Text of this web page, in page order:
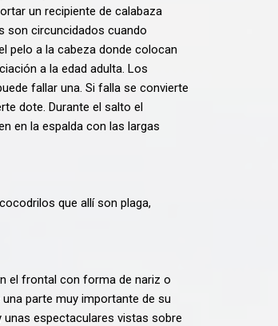
un recipiente de calabaza
son circuncidados cuando
pelo a la cabeza donde colocan
a la edad adulta. Los
fallar una. Si falla se convierte
dote. Durante el salto el
en la espalda con las largas
que allí son plaga,
el frontal con forma de nariz o
parte muy importante de su
unas espectaculares vistas sobre